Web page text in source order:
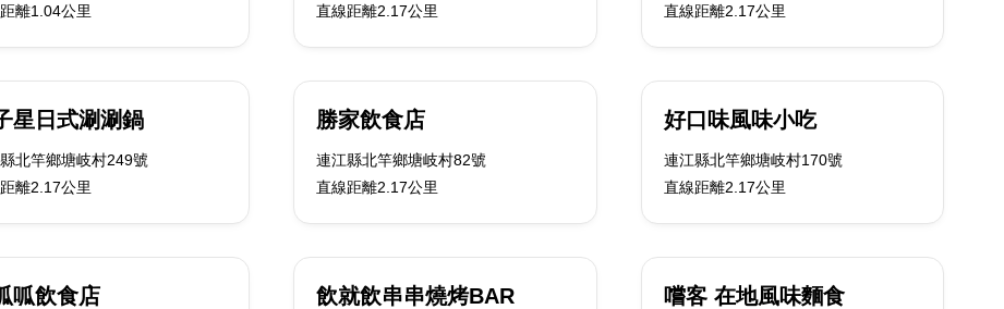
離1.04公里
直線距離2.17公里
直線距離2.17公里
星日式涮涮鍋
北竿鄉塘岐村249號
離2.17公里
勝家飲食店
連江縣北竿鄉塘岐村82號
直線距離2.17公里
好口味風味小吃
連江縣北竿鄉塘岐村170號
直線距離2.17公里
呱飲食店 飲就飲串串燒烤BAR 嚐客 在地風味麵食